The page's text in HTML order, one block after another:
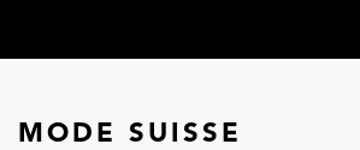
MODE SUISSE